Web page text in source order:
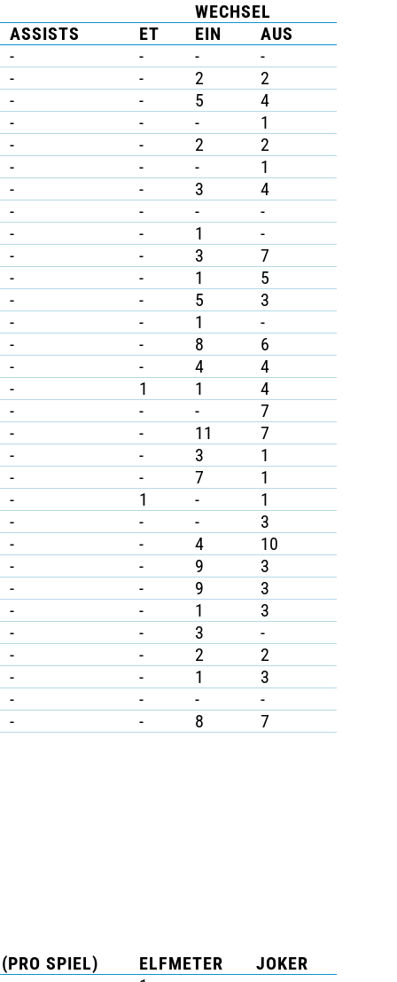
WECHSEL
ASSISTS
ET EIN
AUS
-
- -
-
-
- 2
2
-
- 5
4
-
- -
1
-
- 2
2
-
- -
1
-
- 3
4
-
- -
-
-
- 1
-
-
- 3
7
-
- 1
5
-
- 5
3
-
- 1
-
-
- 8
6
-
- 4
4
-
1 1
4
-
- -
7
-
- 11
7
-
- 3
1
-
- 7
1
-
1 -
1
-
- -
3
-
- 4
10
-
- 9
3
-
- 9
3
-
- 1
3
-
- 3
-
-
- 2
2
-
- 1
3
-
- -
-
-
- 8 7
SPIEL) ELFMETER
JOKER